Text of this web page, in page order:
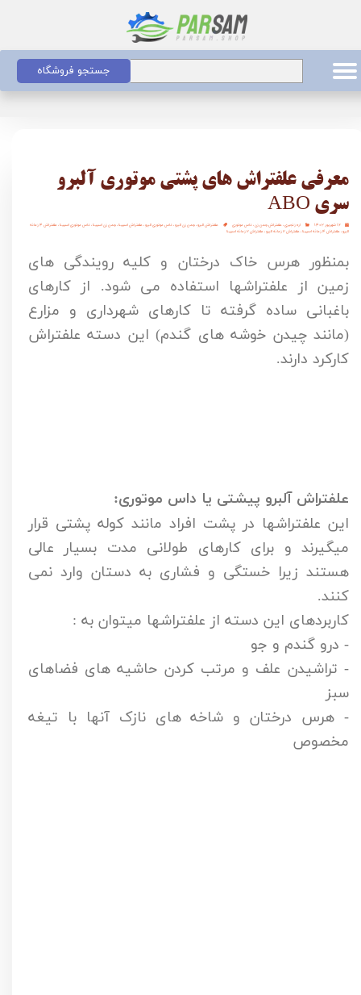
جستجو فروشگاه
معرفی علفتراش های پشتی موتوری آلبرو
سری ABO
۱۶ شهریور ۱۴۰۲ اره زنجیری،علفتراش چمن زن،داس موتوری علفتراش البرو،چمن زن البرو،داس موتوری البرو،علفتراش اسپینا،چمن زن اسپینا،داس موتوری اسپینا،
علفتراش ۴ زمانه
البرو،علفتراش ۴ زمانه اسپینا ،علفتراش ۲ زمانه البرو ،علفتراش ۲ زمانه اسپینا
بمنظور هرس خاک درختان و کلیه رویندگی های
زمین از علفتراشها استفاده می شود. از کارهای
باغبانی ساده گرفته تا کارهای شهرداری و مزارع
(مانند چیدن خوشه های گندم)‌ این دسته علفتراش
کارکرد دارند.
علفتراش آلبرو پیشتی یا داس موتوری:
این علفتراشها در پشت افراد مانند کوله پشتی قرار
میگیرند و برای کارهای طولانی مدت بسیار عالی
هستند زیرا خستگی و فشاری به دستان وارد نمی
کنند.
کاربردهای این دسته از علفتراشها میتوان به :‌
- درو گندم و جو
- تراشیدن علف و مرتب کردن حاشیه های فضاهای
سبز
- هرس درختان و شاخه های نازک آنها با تیغه
مخصوص